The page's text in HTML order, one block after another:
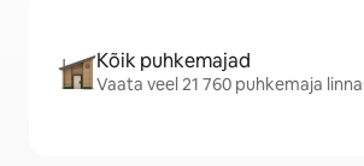
Kõik puhkemajad
Vaata veel 21 760 puhkemaja